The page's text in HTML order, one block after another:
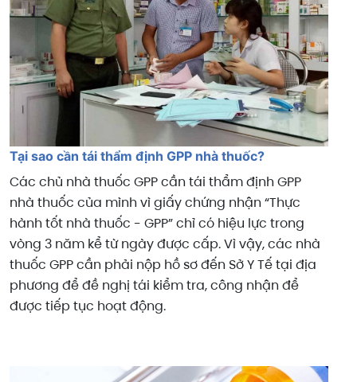
Tại sao cần tái thẩm định GPP nhà thuốc?
Các chủ nhà thuốc GPP cần tái thẩm định GPP
nhà thuốc của mình vì giấy chứng nhận “Thực
hành tốt nhà thuốc - GPP” chỉ có hiệu lực trong
vòng 3 năm kể từ ngày được cấp. Vì vậy, các nhà
thuốc GPP cần phải nộp hồ sơ đến Sở Y Tế tại địa
phương để đề nghị tái kiểm tra, công nhận để
được tiếp tục hoạt động.